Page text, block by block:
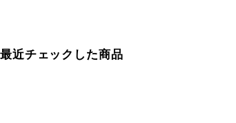
最近チェックした商品